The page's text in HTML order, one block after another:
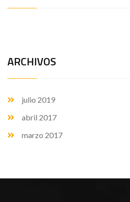
ARCHIVOS
julio 2019
abril 2017
marzo 2017